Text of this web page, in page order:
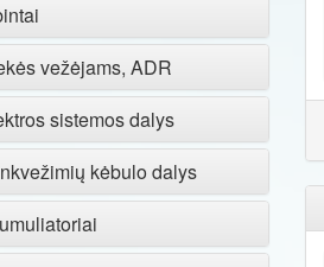
vežėjams, ADR
sistemos dalys
kėbulo dalys